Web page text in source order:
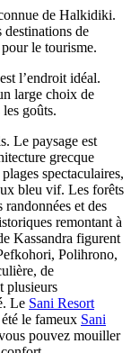
de Halkidiki.
destinations de
le tourisme.
l’endroit idéal.
large choix de
goûts.
Le paysage est
grecque
spectaculaires,
bleu vif. Les forêts
et des
remontant à
Kassandra figurent
Polihrono,
de
plusieurs
Le Sani Resort
le fameux Sani
pouvez mouiller